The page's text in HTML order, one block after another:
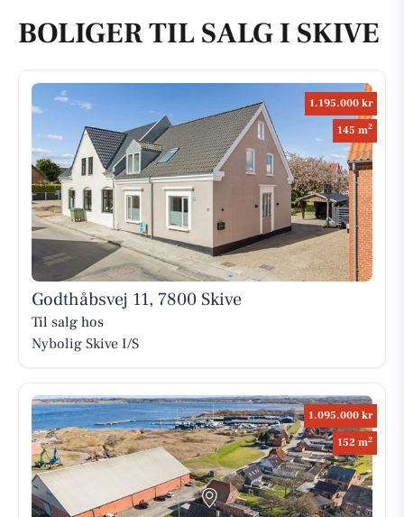
BOLIGER TIL SALG I SKIVE
1.195.000 kr
145 m2
Godthåbsvej 11, 7800 Skive
Til salg hos
Nybolig Skive I/S
1.095.000 kr
152 m2